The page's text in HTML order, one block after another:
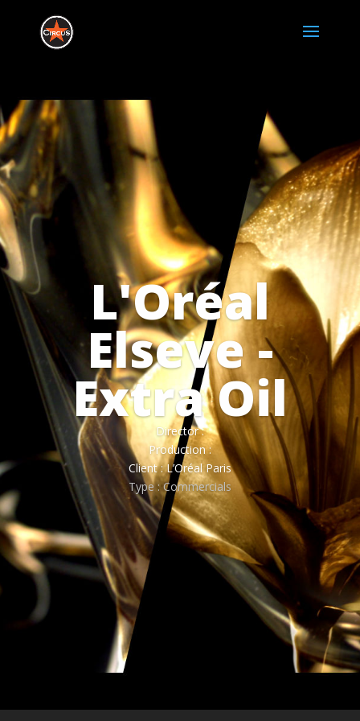
L'Oréal
Elseve -
Extra Oil
Director :
Production :
Client : L’Oréal Paris
Type : Commercials